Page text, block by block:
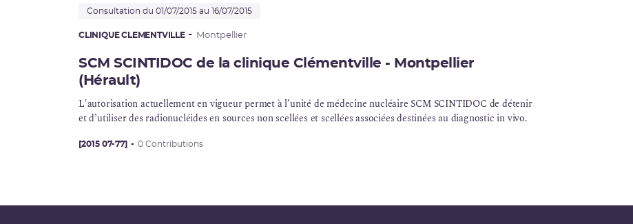
Consultation du 01/07/2015 au 16/07/2015
CLINIQUE CLEMENTVILLE Montpellier
SCM SCINTIDOC de la clinique Clémentville - Montpellier
(Hérault)
L'autorisation actuellement en vigueur permet à l’unité demédecine nucléaireSCM SCINTIDOC de détenir
et d’utiliser des radionucléides en sources non scellées et scellées associées destinées audiagnostic in vivo.
[2015 07-77] 0 Contributions